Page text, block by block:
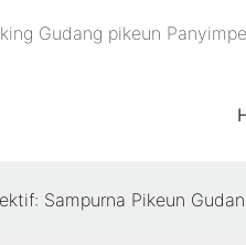
Gudang pikeun
Sampurna Pikeun